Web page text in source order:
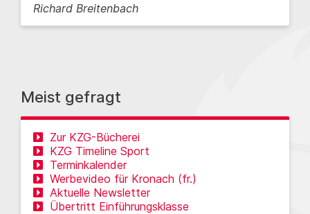
Richard Breitenbach
Meist gefragt
Zur KZG-Bücherei
KZG Timeline Sport
Terminkalender
Werbevideo für Kronach (fr.)
Aktuelle Newsletter
Übertritt Einführungsklasse